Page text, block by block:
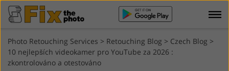
Photo Retouching Services > Retouching Blog > Czech Blog >
10 nejlepších videokamer pro YouTube za 2026 :
zkontrolováno a otestováno